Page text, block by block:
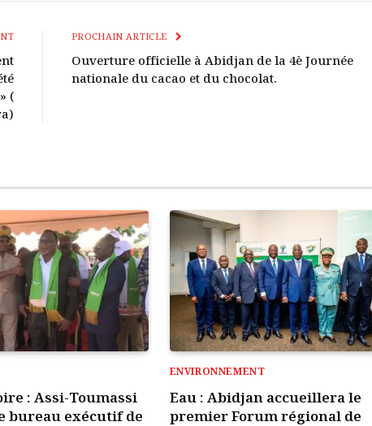
(
PROCHAIN ARTICLE
Ouverture officielle à Abidjan de la 4è Journée
nationale du cacao et du chocolat.
: Assi-Toumassi
bureau exécutif de
ENVIRONNEMENT
Eau : Abidjan accueillera le
premier Forum régional de